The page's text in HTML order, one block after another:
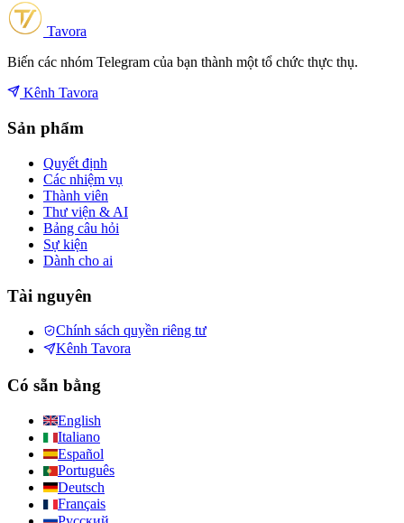
Tavora
Biến các nhóm Telegram của bạn thành một tổ chức thực thụ.
Kênh Tavora
Sản phẩm
Quyết định
Các nhiệm vụ
Thành viên
Thư viện & AI
Bảng câu hỏi
Sự kiện
Dành cho ai
Tài nguyên
Chính sách quyền riêng tư
Kênh Tavora
Có sẵn bằng
English
Italiano
Español
Português
Deutsch
Français